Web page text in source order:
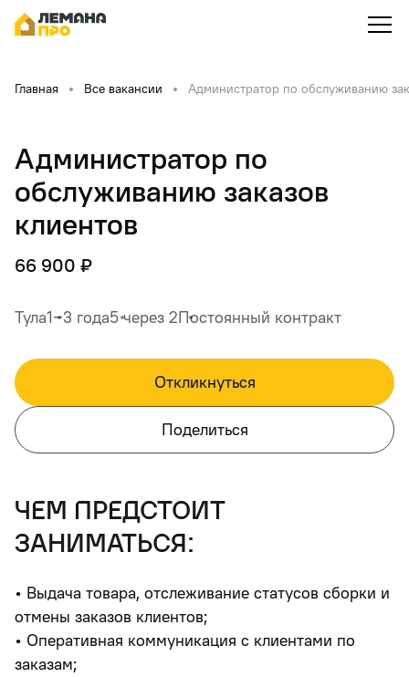
Главная Все вакансии Администратор по обслуживанию
Администратор по
обслуживанию заказов
клиентов
66 900 ₽
Тула1‒3 года5 через 2Постоянный контракт
Откликнуться
Поделиться
чем предстоит
заниматься:
• Выдача товара, отслеживание статусов сборки и
отмены заказов клиентов;
• Оперативная коммуникация с клиентами по
заказам;